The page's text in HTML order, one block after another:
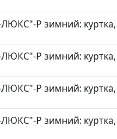
Р зимний:
Р зимний:
Р зимний:
Р зимний: